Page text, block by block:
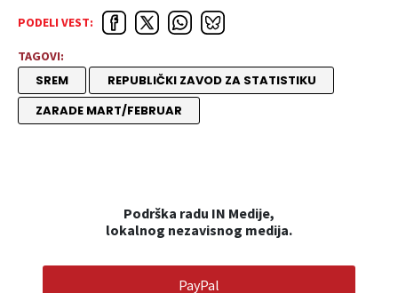
PODELI VEST:
TAGOVI:
SREM
REPUBLIČKI ZAVOD ZA STATISTIKU
ZARADE MART/FEBRUAR
Podrška radu IN Medije,
lokalnog nezavisnog medija.
PayPal